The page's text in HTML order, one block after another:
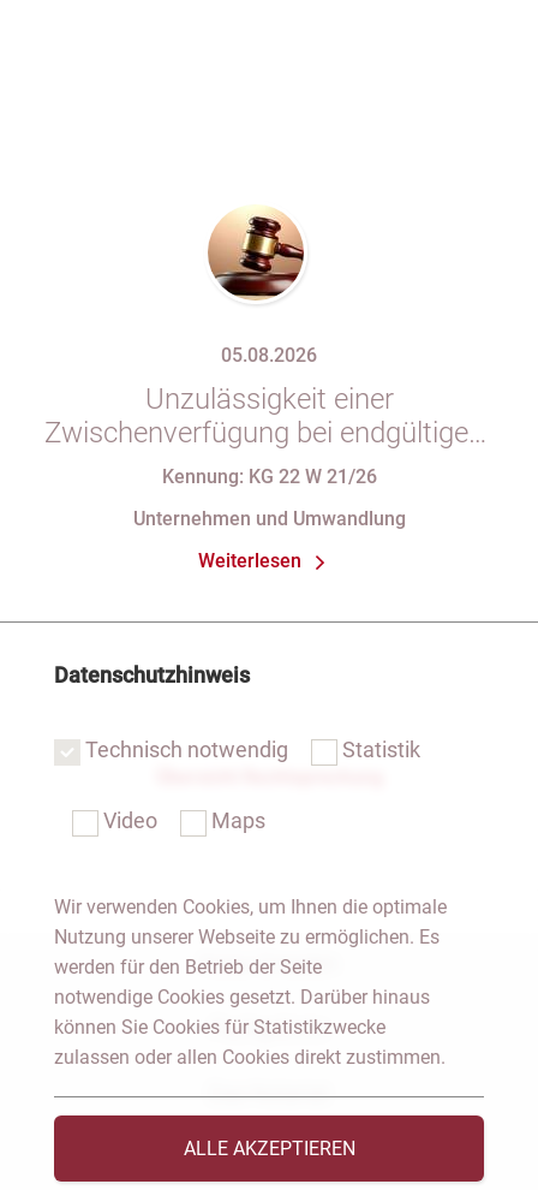
05.08.2026
Unzulässigkeit einer
Zwischenverfügung bei endgültigem
Eintragungshindernis und
einer eGbR im Gesellschaftsregister
Kennung: KG 22 W 21/26
Unternehmen und Umwandlung
Weiterlesen
Notar Dresden
Fachgebiete
Das Notariat
Vorträge & Veröffentlichungen
Datenschutzhinweis
Technisch notwendig Statistik
Video Maps
Wir verwenden Cookies, um Ihnen die optimale
Nutzung unserer Webseite zu ermöglichen. Es
werden für den Betrieb der Seite
notwendige Cookies gesetzt. Darüber hinaus
können Sie Cookies für Statistikzwecke
zulassen oder allen Cookies direkt zustimmen.
ALLE AKZEPTIEREN